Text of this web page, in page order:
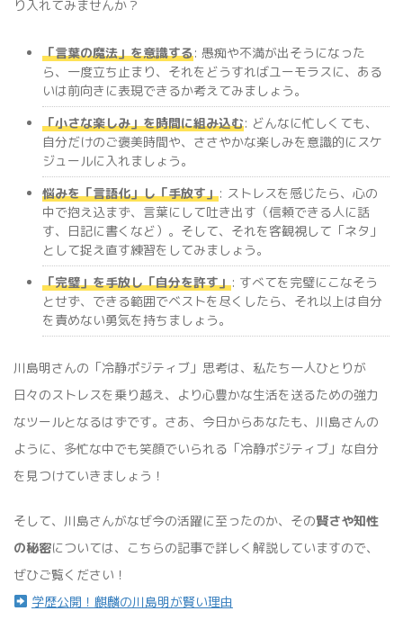
り入れてみませんか？
「言葉の魔法」を意識する: 愚痴や不満が出そうになった
ら、一度立ち止まり、それをどうすればユーモラスに、ある
いは前向きに表現できるか考えてみましょう。
「小さな楽しみ」を時間に組み込む: どんなに忙しくても、
自分だけのご褒美時間や、ささやかな楽しみを意識的にスケ
ジュールに入れましょう。
悩みを「言語化」し「手放す」: ストレスを感じたら、心の
中で抱え込まず、言葉にして吐き出す（信頼できる人に話
す、日記に書くなど）。そして、それを客観視して「ネタ」
として捉え直す練習をしてみましょう。
「完璧」を手放し「自分を許す」: すべてを完璧にこなそう
とせず、できる範囲でベストを尽くしたら、それ以上は自分
を責めない勇気を持ちましょう。
川島明さんの「冷静ポジティブ」思考は、私たち一人ひとりが
日々のストレスを乗り越え、より心豊かな生活を送るための強力
なツールとなるはずです。さあ、今日からあなたも、川島さんの
ように、多忙な中でも笑顔でいられる「冷静ポジティブ」な自分
を見つけていきましょう！
そして、川島さんがなぜ今の活躍に至ったのか、その賢さや知性
の秘密については、こちらの記事で詳しく解説していますので、
ぜひご覧ください！
学歴公開！麒麟の川島明が賢い理由